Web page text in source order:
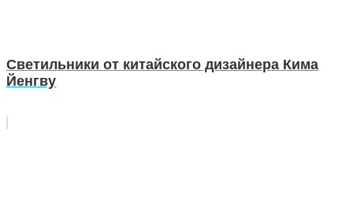
Светильники от китайского дизайнера Кима
Йенгву